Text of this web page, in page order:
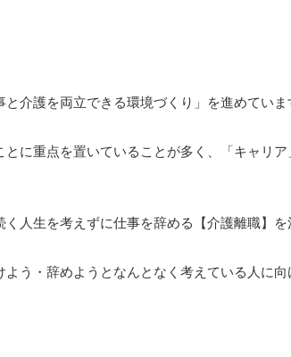
介護を両立できる環境づくり」を進めていま
に重点を置いていることが多く、「キャリ
人生を考えずに仕事を辞める【介護離職】を
う・辞めようとなんとなく考えている人に